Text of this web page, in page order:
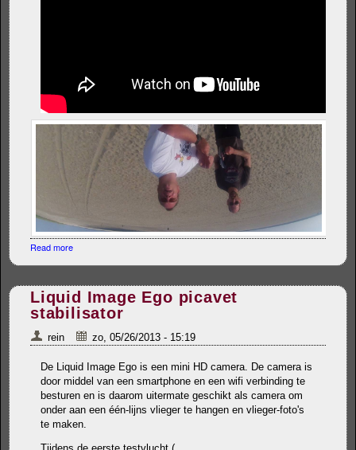
Read more
Liquid Image Ego picavet
stabilisator
rein zo, 05/26/2013 - 15:19
De Liquid Image Ego is een mini HD camera. De camera is
door middel van een smartphone en een wifi verbinding te
besturen en is daarom uitermate geschikt als camera om
onder aan een één-lijns vlieger te hangen en vlieger-foto's
te maken.